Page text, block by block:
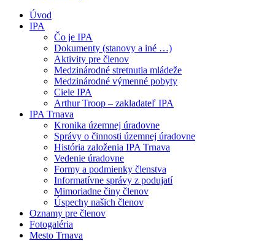
Úvod
IPA
Čo je IPA
Dokumenty (stanovy a iné …)
Aktivity pre členov
Medzinárodné stretnutia mládeže
Medzinárodné výmenné pobyty
Ciele IPA
Arthur Troop – zakladateľ IPA
IPA Trnava
Kronika územnej úradovne
Správy o činnosti územnej úradovne
História založenia IPA Trnava
Vedenie úradovne
Formy a podmienky členstva
Informatívne správy z podujatí
Mimoriadne činy členov
Úspechy našich členov
Oznamy pre členov
Fotogaléria
Mesto Trnava